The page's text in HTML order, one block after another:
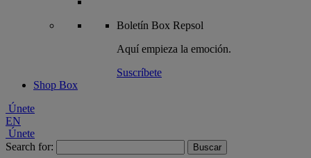
Boletín Box Repsol
Aquí empieza la emoción.
Suscríbete
Shop Box
Únete
EN
Únete
Search for: